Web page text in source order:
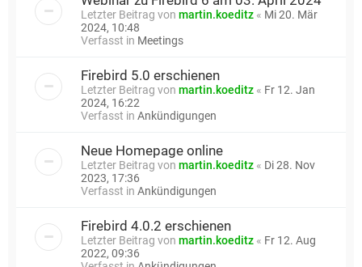
Letzter Beitrag von martin.koeditz « Mi 20. Mär
2024, 10:48
Verfasst in Meetings
Firebird 5.0 erschienen
Letzter Beitrag von martin.koeditz « Fr 12. Jan
2024, 16:22
Verfasst in Ankündigungen
Neue Homepage online
Letzter Beitrag von martin.koeditz « Di 28. Nov
2023, 17:36
Verfasst in Ankündigungen
Firebird 4.0.2 erschienen
Letzter Beitrag von martin.koeditz « Fr 12. Aug
2022, 09:36